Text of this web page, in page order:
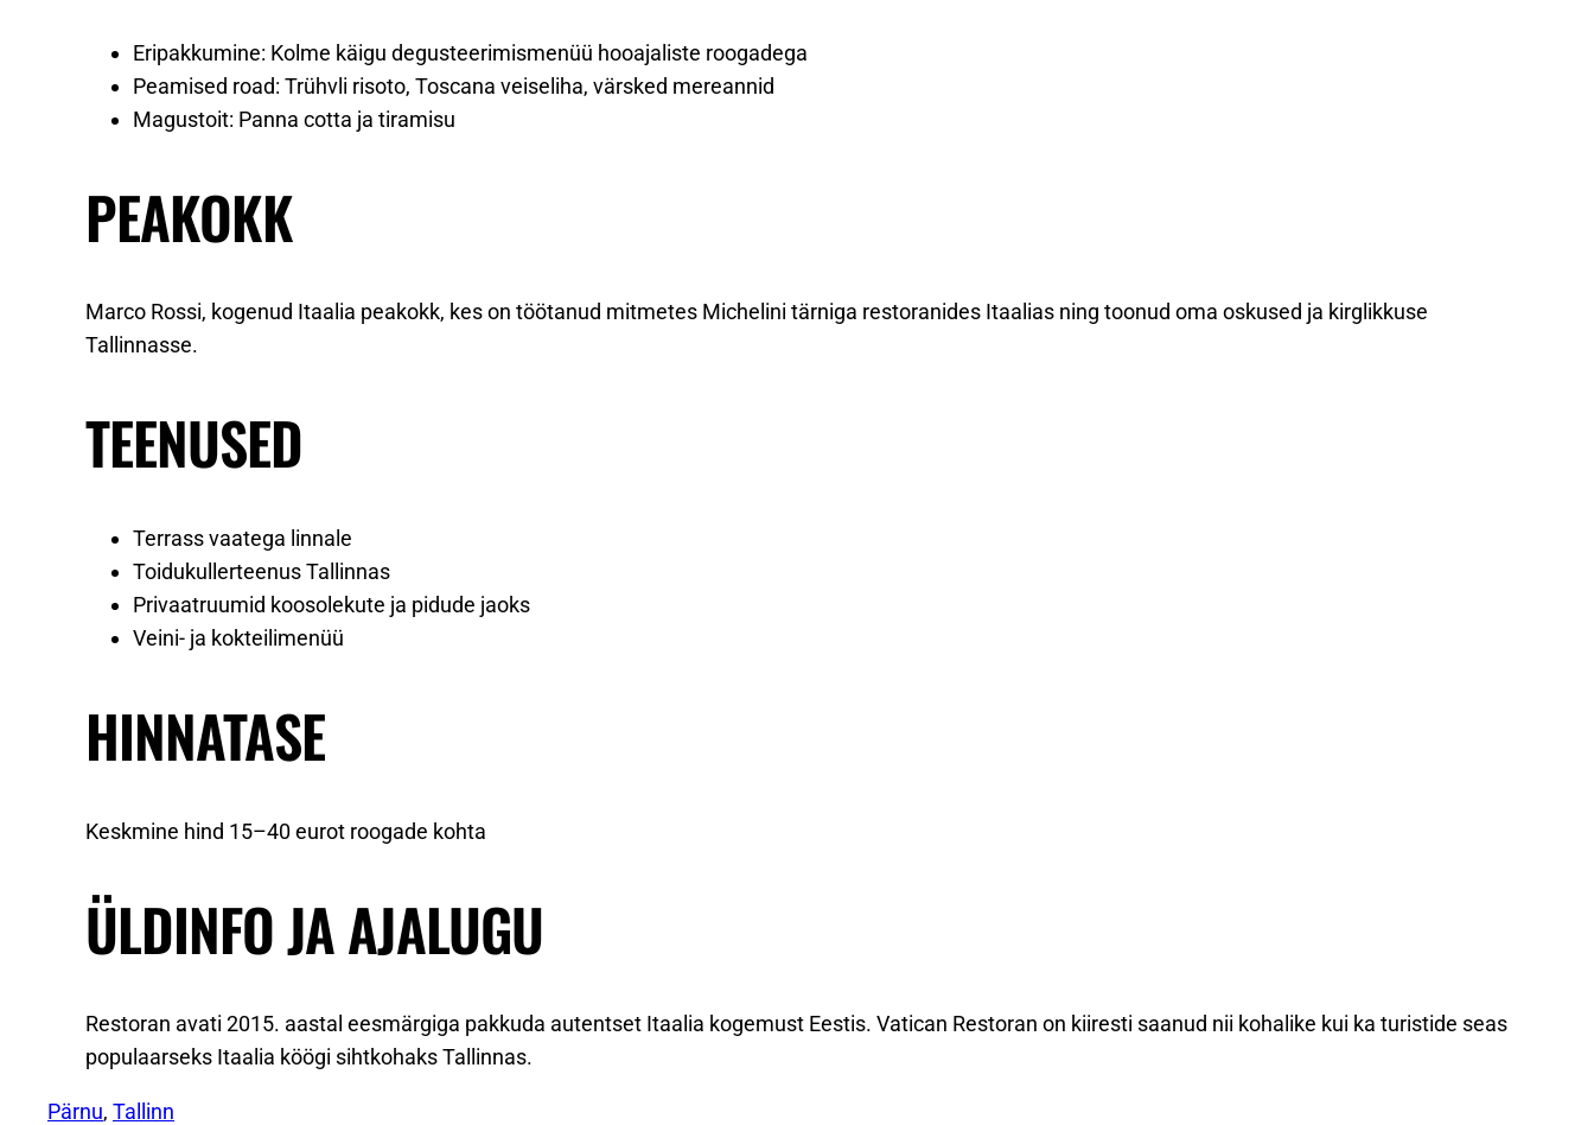
Eripakkumine: Kolme käigu degusteerimismenüü hooajaliste roogadega
Peamised road: Trühvli risoto, Toscana veiseliha, värsked mereannid
Magustoit: Panna cotta ja tiramisu
PEAKOKK
Marco Rossi, kogenud Itaalia peakokk, kes on töötanud mitmetes Michelini tärniga restoranides Itaalias ning toonud oma oskused ja kirglikkuse
Tallinnasse.
TEENUSED
Terrass vaatega linnale
Toidukullerteenus Tallinnas
Privaatruumid koosolekute ja pidude jaoks
Veini- ja kokteilimenüü
HINNATASE
Keskmine hind 15–40 eurot roogade kohta
ÜLDINFO JA AJALUGU
Restoran avati 2015. aastal eesmärgiga pakkuda autentset Itaalia kogemust Eestis. Vatican Restoran on kiiresti saanud nii kohalike kui ka turistide seas
populaarseks Itaalia köögi sihtkohaks Tallinnas.
Pärnu, Tallinn